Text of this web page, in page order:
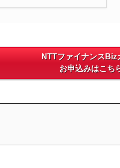
NTTファイナンスBiz
お申込みはこち